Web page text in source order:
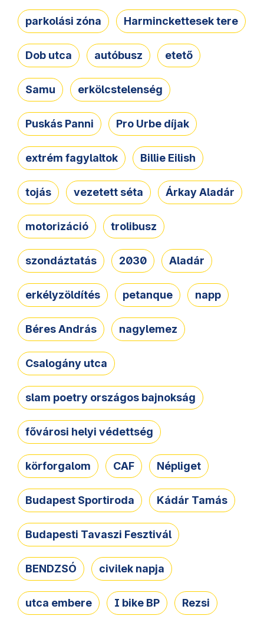
parkolási zóna Harminckettesek tere
Dob utca autóbusz etető
Samu erkölcstelenség
Puskás Panni Pro Urbe díjak
extrém fagylaltok Billie Eilish
tojás vezetett séta Árkay Aladár
motorizáció trolibusz
szondáztatás 2030 Aladár
erkélyzöldítés petanque napp
Béres András nagylemez
Csalogány utca
slam poetry országos bajnokság
fővárosi helyi védettség
körforgalom CAF Népliget
Budapest Sportiroda Kádár Tamás
Budapesti Tavaszi Fesztivál
BENDZSÓ civilek napja
utca embere I bike BP Rezsi